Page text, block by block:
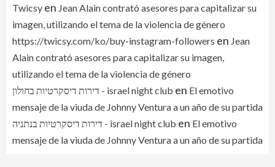
Twicsy en Jean Alain contrató asesores para capitalizar su
imagen, utilizando el tema de la violencia de género
https://twicsy.com/ko/buy-instagram-followers en Jean
Alain contrató asesores para capitalizar su imagen,
utilizando el tema de la violencia de género
דירות דיסקרטיות בחולון - israel night club en El emotivo
mensaje de la viuda de Johnny Ventura a un año de su partida
דירות דיסקרטיות בנתניה - israel night club en El emotivo
mensaje de la viuda de Johnny Ventura a un año de su partida